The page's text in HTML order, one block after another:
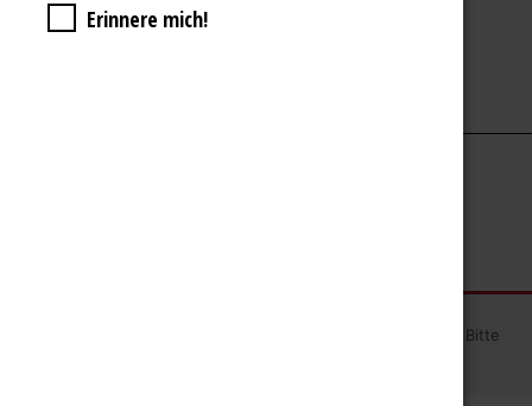
Deine Bestellung scheint keine Produkte zu enthalten. Bitte
Erinnere mich!